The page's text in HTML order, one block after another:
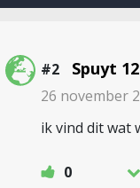
#2 Spuyt 12
26 november
ik vind dit wat
0